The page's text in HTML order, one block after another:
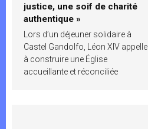
justice, une soif de charité
authentique »
Lors d’un déjeuner solidaire à
Castel Gandolfo, Léon XIV appelle
à construire une Église
accueillante et réconciliée